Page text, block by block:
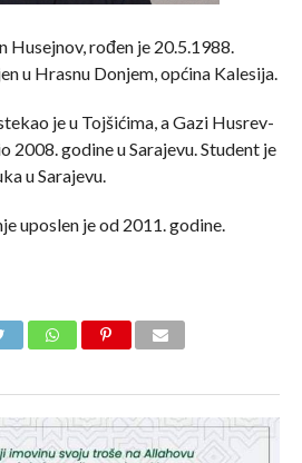
Husejnov, rođen je 20.5.1988.
u Hrasnu Donjem, općina Kalesija.
je u Tojšićima, a Gazi Husrev-
2008. godine u Sarajevu. Student je
u Sarajevu.
uposlen je od 2011. godine.